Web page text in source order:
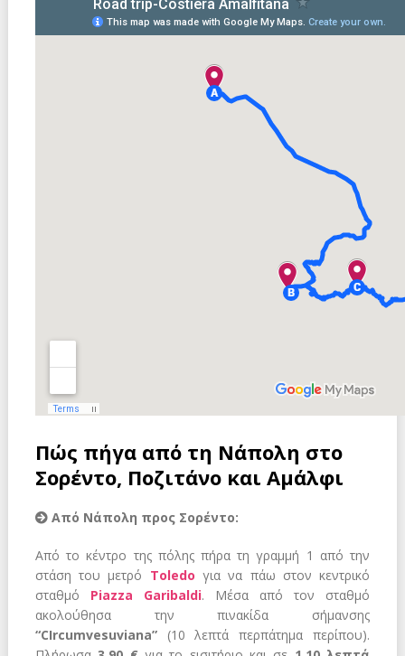
Πώς πήγα από τη Νάπολη στο
Σορέντο, Ποζιτάνο και Αμάλφι
Από Νάπολη προς Σορέντο:
Από το κέντρο της πόλης πήρα τη γραμμή 1 από την
στάση του μετρό Toledo για να πάω στον κεντρικό
σταθμό Piazza Garibaldi. Μέσα από τον σταθμό
ακολούθησα την πινακίδα σήμανσης
“CIrcumvesuviana”(10 λεπτά περπάτημα περίπου).